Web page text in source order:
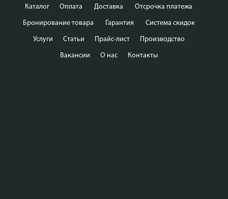
Каталог Оплата Доставка Отсрочка платежа
Бронирование товара Гарантия Система скидок
Услуги Статьи Прайс-лист Производство
Вакансии О нас Контакты